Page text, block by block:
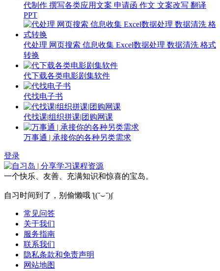
代制作 撰写各类应用文案 申请函 作文 文案改写 翻译
PPT
代处理 网页搜索 信息收集 Excel数据处理 数据清洗 格式
转换
代下载各类电影剧集软件
代找电子书
代找课|组织拼课|团购网课
万事通 | 承接你的各种另类需求
登录
一个快乐、友善、充满知识和惊喜的宝岛。
自习时间到了，别偷懒哦 ƪ(˘⌣˘)ʃ
常见问答
关于我们
服务指南
联系我们
隐私条款和免责声明
网站地图